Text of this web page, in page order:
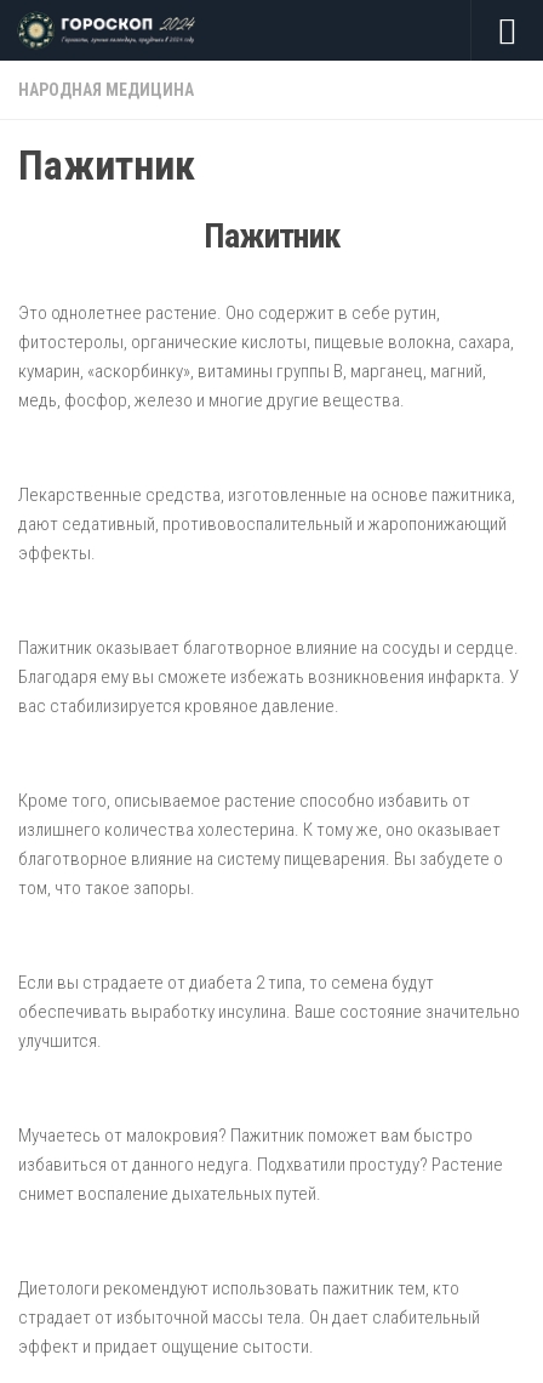
Skip to content
НАРОДНАЯ МЕДИЦИНА
Пажитник
Пажитник
Это однолетнее растение. Оно содержит в себе рутин,
фитостеролы, органические кислоты, пищевые волокна, сахара,
кумарин, «аскорбинку», витамины группы В, марганец, магний,
медь, фосфор, железо и многие другие вещества.
Лекарственные средства, изготовленные на основе пажитника,
дают седативный, противовоспалительный и жаропонижающий
эффекты.
Пажитник оказывает благотворное влияние на сосуды и сердце.
Благодаря ему вы сможете избежать возникновения инфаркта. У
вас стабилизируется кровяное давление.
Кроме того, описываемое растение способно избавить от
излишнего количества холестерина. К тому же, оно оказывает
благотворное влияние на систему пищеварения. Вы забудете о
том, что такое запоры.
Если вы страдаете от диабета 2 типа, то семена будут
обеспечивать выработку инсулина. Ваше состояние значительно
улучшится.
Мучаетесь от малокровия? Пажитник поможет вам быстро
избавиться от данного недуга. Подхватили простуду? Растение
снимет воспаление дыхательных путей.
Диетологи рекомендуют использовать пажитник тем, кто
страдает от избыточной массы тела. Он дает слабительный
эффект и придает ощущение сытости.